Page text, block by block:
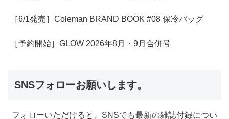
［6/1発売］Coleman BRAND BOOK #08 保冷バッグ
［予約開始］GLOW 2026年8月・9月合併号
SNSフォローお願いします。
フォローいただけると、SNSでも最新の雑誌付録につい